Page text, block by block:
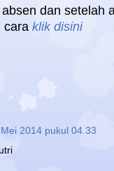
dan setelah
cara klik disini
2014 pukul 04.33